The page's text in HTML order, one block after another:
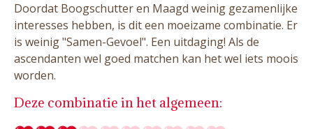
Doordat Boogschutter en Maagd weinig gezamenlijke
interesses hebben, is dit een moeizame combinatie. Er
is weinig "Samen-Gevoel". Een uitdaging! Als de
ascendanten wel goed matchen kan het wel iets moois
worden.
Deze combinatie in het algemeen: